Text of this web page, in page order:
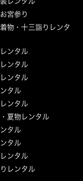
宮参り
物・十三詣りレンタ
ンタル
ンタル
ンタル
タル
ンタル
夏物レンタル
タル
タル
ンタル
レンタル